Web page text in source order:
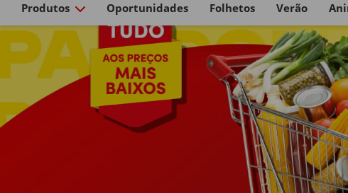
Produtos Oportunidades Folhetos Verão